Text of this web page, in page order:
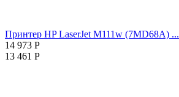
Принтер HP LaserJet M111w (7MD68A) ...
14 973 Р
13 461 Р